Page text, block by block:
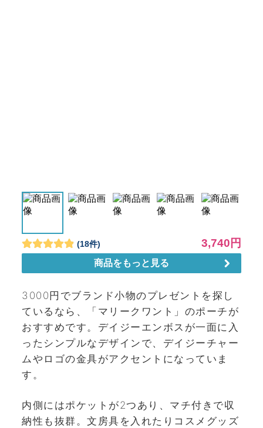
3000円でブランド小物のプレゼントを探し
ているなら、「マリークワント」のポーチが
おすすめです。デイジーエンボスが一面に入
ったシンプルなデザインで、デイジーチャー
ムやロゴの金具がアクセントになっていま
す。
内側にはポケットが2つあり、マチ付きで収
納性も抜群。文房具を入れたりコスメグッズ